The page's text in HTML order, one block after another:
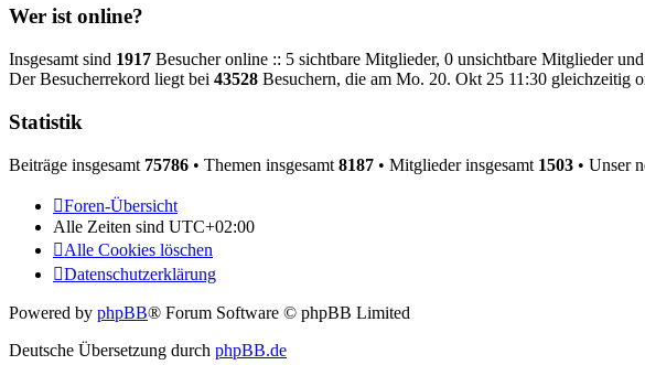
Wer ist online?
Insgesamt sind 1917 Besucher online :: 5 sichtbare Mitglieder, 0 unsichtbare Mitglieder
Der Besucherrekord liegt bei 43528 Besuchern, die am Mo. 20. Okt 25 11:30 gleichzeitig
Statistik
Beiträge insgesamt 75786 • Themen insgesamt 8187 • Mitglieder insgesamt 1503 • Unser
Foren-Übersicht
Alle Zeiten sind UTC+02:00
Alle Cookies löschen
Datenschutzerklärung
Powered by phpBB® Forum Software © phpBB Limited
Deutsche Übersetzung durch phpBB.de